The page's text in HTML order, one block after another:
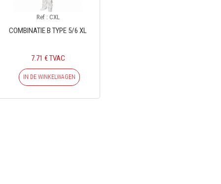
Ref : CXL
COMBINATIE B TYPE 5/6 XL
7.71 € TVAC
IN DE WINKELWAGEN